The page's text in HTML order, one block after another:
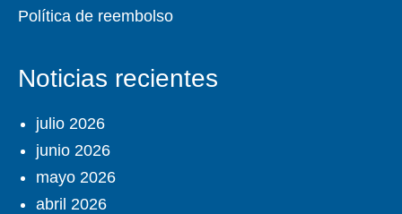
Política de reembolso
Noticias recientes
julio 2026
junio 2026
mayo 2026
abril 2026